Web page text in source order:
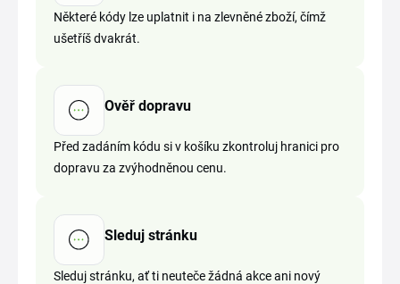
Některé kódy lze uplatnit i na zlevněné zboží, čímž
ušetříš dvakrát.
Ověř dopravu
Před zadáním kódu si v košíku zkontroluj hranici pro
dopravu za zvýhodněnou cenu.
Sleduj stránku
Sleduj stránku, ať ti neuteče žádná akce ani nový